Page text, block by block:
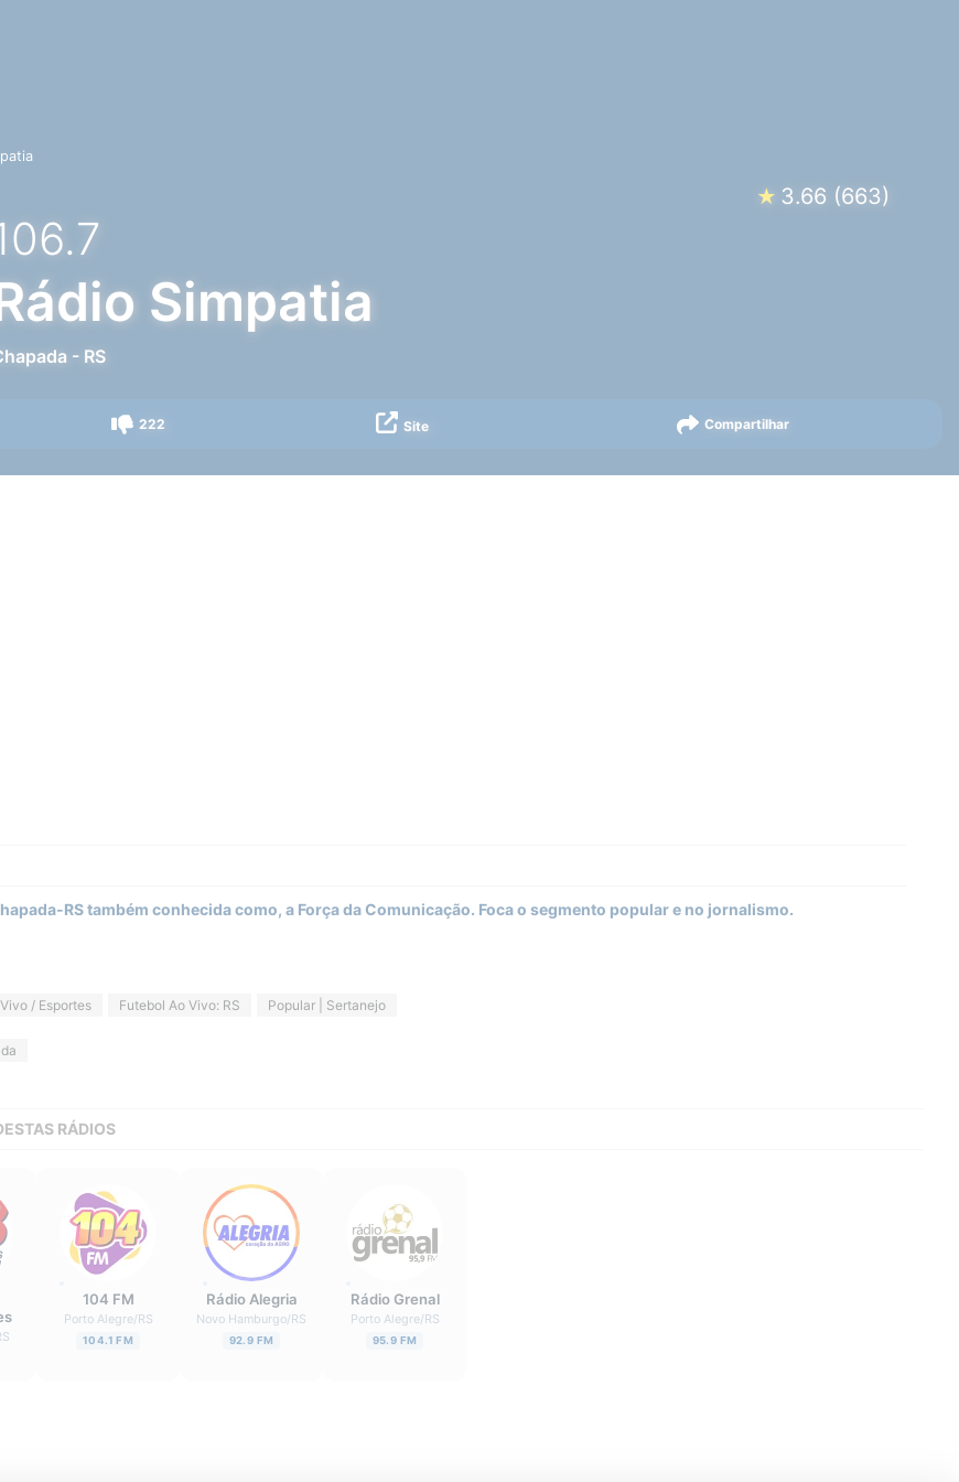
★ 3.66 (663)
Simpatia
- RS
222 Site Compartilhar
RS também conhecida como, a Força da Comunicação. Foca o segmento popular e no jornalismo.
/ Esportes Futebol Ao Vivo: RS Popular | Sertanejo
RÁDIOS
104 FM
Porto Alegre/RS
104.1 FM
Rádio Alegria
Novo Hamburgo/RS
92.9 FM
Rádio Grenal
Porto Alegre/RS
95.9 FM